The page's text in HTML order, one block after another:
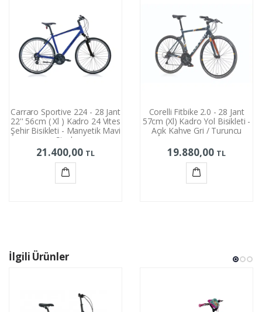
Carraro Sportive 224 - 28 Jant
22'' 56cm ( Xl ) Kadro 24 Vites
Şehir Bisikleti - Manyetik Mavi
Siyah
21.400,00 TL
Corelli Fitbike 2.0 - 28 Jant
57cm (Xl) Kadro Yol Bisikleti -
Açık Kahve Gri / Turuncu
19.880,00 TL
İlgili Ürünler